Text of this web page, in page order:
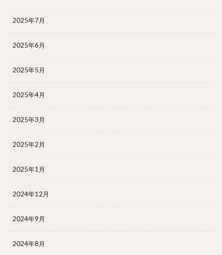
2025年7月
2025年6月
2025年5月
2025年4月
2025年3月
2025年2月
2025年1月
2024年12月
2024年9月
2024年8月